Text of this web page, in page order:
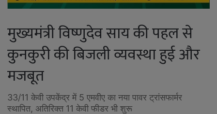
मुख्यमंत्री विष्णुदेव साय की पहल से
कुनकुरी की बिजली व्यवस्था हुई और
मजबूत
33/11 केवी उपकेंद्र में 5 एमवीए का नया पावर ट्रांसफार्मर
स्थापित, अतिरिक्त 11 केवी फीडर भी शुरू